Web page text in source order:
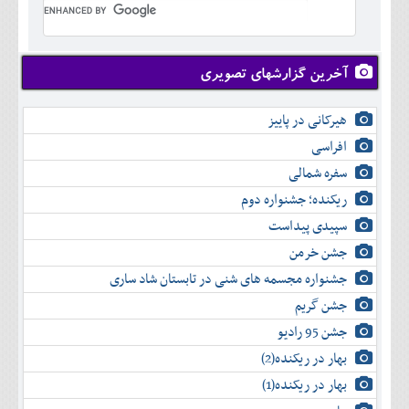
دی
بهمن
اسفند
آبان
آذر
دی
بهمن
اسفند
شهريور
مهر
آبان
آذر
دی
بهمن
اسفند
تير
مرداد
شهريور
مهر
آبان
آذر
دی
بهمن
اسفند
آخرین گزارشهای تصویری
هیرکانی در پاییز
افراسی
سفره شمالی
ریکنده؛ جشنواره دوم
سپیدی پیداست
جشن خرمن
جشنواره مجسمه های شنی در تابستان شاد ساری
جشن گریم
جشن 95 رادیو
بهار در ریکنده(2)
بهار در ریکنده(1)